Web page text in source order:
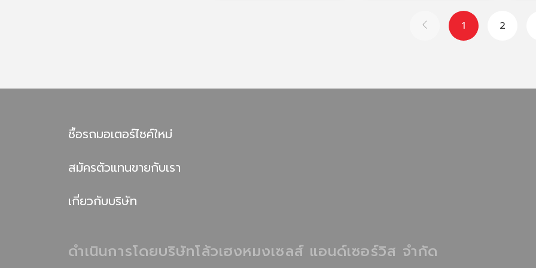
1 2
ซื้อรถมอเตอร์ไซค์ใหม่
สมัครตัวแทนขายกับเรา
เกี่ยวกับบริษัท
ดำเนินการโดยบริษัทโล้วเฮงหมงเซลส์ แอนด์เซอร์วิส จำกัด